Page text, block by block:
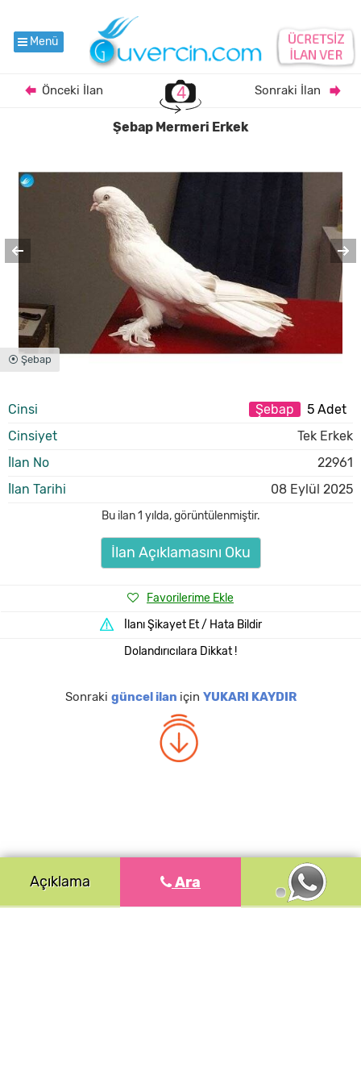
Menü
Önceki İlan 4 Sonraki İlan
Şebap Mermeri Erkek
⦿ Şebap
Cinsi Şebap
5 Adet
Cinsiyet
Tek Erkek
İlan No
22961
İlan Tarihi
08 Eylül 2025
Bu ilan1 yılda,görüntülenmiştir.
İlan Açıklamasını Oku
Favorilerime Ekle
İlanı Şikayet Et / Hata Bildir
Dolandırıcılara Dikkat !
Açıklama Ara
Sonraki güncel ilan için YUKARI KAYDIR